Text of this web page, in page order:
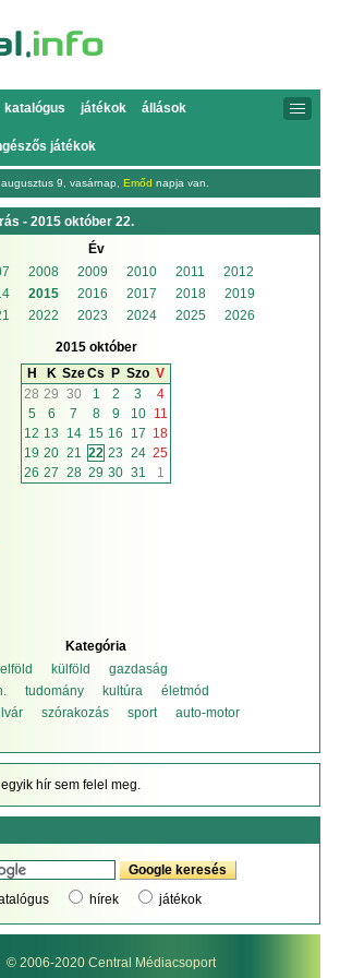
katalógus játékok állások
játékok
9, vasárnap, Emőd napja van.
- 2015 október 22.
Év
2008 2009 2010 2011
2012
2015 2016 2017 2018
2019
2022 2023 2024 2025 2026
2015 október
H
K SzeCs P Szo V
28 29 30 1 2 3
4
5
6 7 8 9 10
11
12 13 14 15 16 17 18
19 20 21 22 23 24 25
26 27 28 29 30 31 1
Kategória
külföld
gazdaság
tudomány kultúra
életmód
szórakozás sport
auto-motor
hír sem felel meg.
hírek játékok
© 2006-2020 Central Médiacsoport